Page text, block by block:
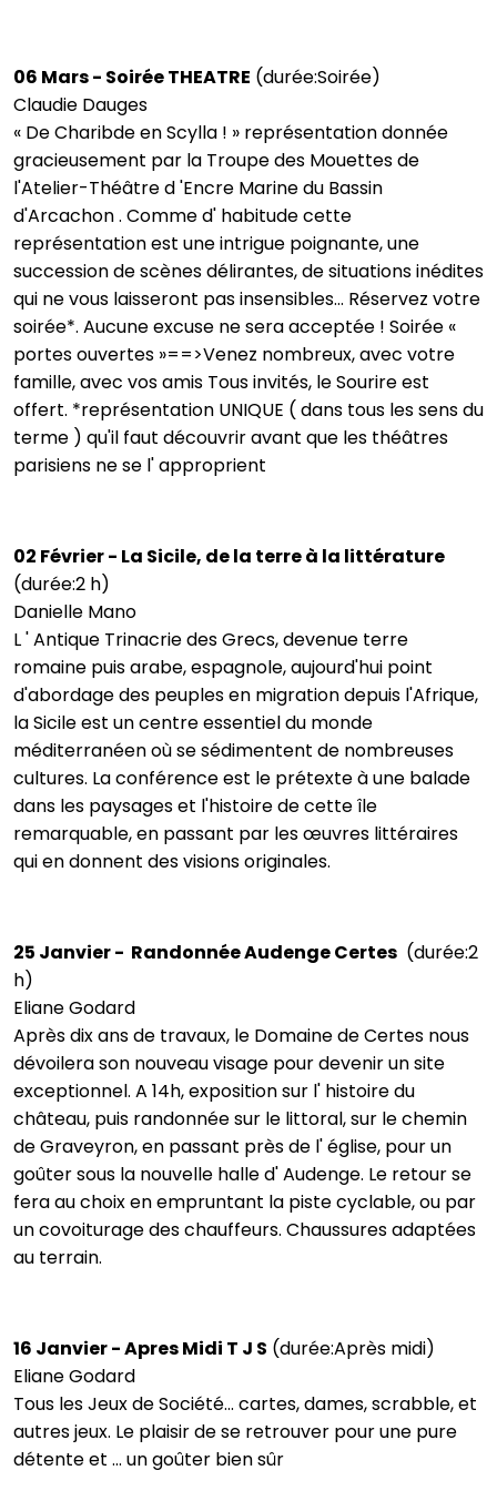
06 Mars - Soirée THEATRE (durée:Soirée)
Claudie Dauges
« De Charibde en Scylla ! » représentation donnée
gracieusement par la Troupe des Mouettes de
l'Atelier-Théâtre d 'Encre Marine du Bassin
d'Arcachon . Comme d' habitude cette
représentation est une intrigue poignante, une
succession de scènes délirantes, de situations inédites
qui ne vous laisseront pas insensibles... Réservez votre
soirée*. Aucune excuse ne sera acceptée ! Soirée «
portes ouvertes »==>Venez nombreux, avec votre
famille, avec vos amis Tous invités, le Sourire est
offert. *représentation UNIQUE ( dans tous les sens du
terme ) qu'il faut découvrir avant que les théâtres
parisiens ne se l' approprient
02 Février - La Sicile, de la terre à la littérature
(durée:2 h)
Danielle Mano
L ' Antique Trinacrie des Grecs, devenue terre
romaine puis arabe, espagnole, aujourd'hui point
d'abordage des peuples en migration depuis l'Afrique,
la Sicile est un centre essentiel du monde
méditerranéen où se sédimentent de nombreuses
cultures. La conférence est le prétexte à une balade
dans les paysages et l'histoire de cette île
remarquable, en passant par les œuvres littéraires
qui en donnent des visions originales.
25 Janvier - Randonnée Audenge Certes (durée:2
h)
Eliane Godard
Après dix ans de travaux, le Domaine de Certes nous
dévoilera son nouveau visage pour devenir un site
exceptionnel. A 14h, exposition sur l' histoire du
château, puis randonnée sur le littoral, sur le chemin
de Graveyron, en passant près de l' église, pour un
goûter sous la nouvelle halle d' Audenge. Le retour se
fera au choix en empruntant la piste cyclable, ou par
un covoiturage des chauffeurs. Chaussures adaptées
au terrain.
16 Janvier - Apres Midi T J S (durée:Après midi)
Eliane Godard
Tous les Jeux de Société... cartes, dames, scrabble, et
autres jeux. Le plaisir de se retrouver pour une pure
détente et ... un goûter bien sûr